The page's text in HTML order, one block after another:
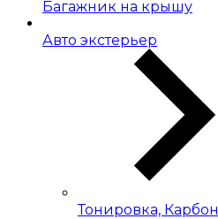
Багажник на крышу
Авто экстерьер
Тонировка, Карбон